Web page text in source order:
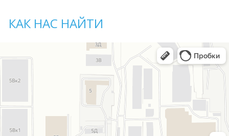
КАК НАС НАЙТИ